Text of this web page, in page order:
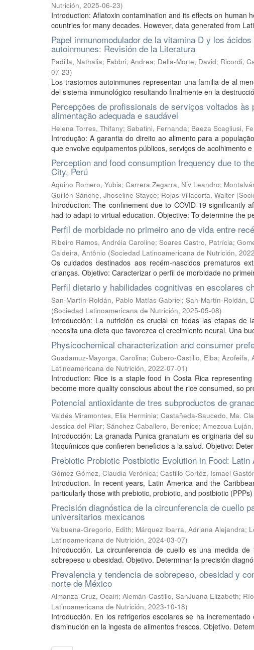
Nutrición, 2025-06-23)
Introduction: Aflatoxin contamination and its effects on human
countries for many decades. However, data generated from
Papel inmunomodulador de la vitamina D y los
autoinmunes: Revisión de la Literatura
Padilla, Nathalia; Fabbri, Andrea; Della-Morte, David; Ricordi,
07-23)
Los trastornos autoinmunes representan una familia de al
del sistema inmunológico resultando finalmente en la
Percepções de profissionais de serviços voltados
alimentação adequada e saudável
Helena Torres, Thifany; Sabatini, Fernanda; Baeza Scagliusi,
Introdução: A garantia do direito ao alimento para a
que envolve equipamentos públicos, serviços de acolhimento
Perception and food consumption frequency due to
City, Perú
Aquino Romero, Yubis; Carrera Zegarra, Niv Leandro;
Guillén Sánche, Jhoseline Stayce; Rojas-Villacorta, Walter (
Introduction: The confinement due to COVID-19 significantly
had to adapt to virtual education. Objective: To determine the
Perfil de morbidade no primeiro ano de vida entre
Ribeiro Ramos, Andréia Caroline; Soares Castro, Patrícia;
Caldeira, Antônio (Sociedad Latinoamericana de Nutrición,
Os cuidados destinados aos recém-nascidos prematuros
crianças. Objetivo: Caracterizar o perfil de morbidade no
Perfil dietario y habilidades cognitivas en escolares
San-Martín-Roldán, Pablo Matías Gabriel; San-Martín-Roldán,
(Sociedad Latinoamericana de Nutrición, 2025-05-08)
Introducción: La nutrición es crucial en todas las etapas de
necesita una dieta que favorezca el crecimiento neural. Una
Physicochemical characterization and consumer
Guadamuz-Mayorga, Carolina; Cubero-Castillo, Elba; Azofeifa,
Latinoamericana de Nutrición, 2022-07-01)
Introduction: Rice is a staple food in Costa Rica
become more quality conscious about the rice consumed, so
Potencial antioxidante de tres subproductos de
Valdés Miramontes, Elia Herminia; Castañeda-Saucedo, Ma.
Jessica del Pilar; Sánchez Caballero, Berenice; Amezcua
Introducción: La granada Punica granatum es originaria del
fitoquímicos que confieren beneficios a la salud. Objetivo:
Prebiotic Probiotic Postbiotic Evolution in Food:
Gómez Gómez, Claudia Verónica; Castillo Cortéz, Ismael
Introduction. In recent years, Latin America and the
particularly those with prebiotic, probiotic, and postbiotic
Precisión diagnóstica de la circunferencia de cuello
universitarios mexicanos
Valbuena-Gregorio, Edith; Márquez Ibarra, Adriana Alejandra;
Latinoamericana de Nutrición, 2024-03-07)
Introducción. La circunferencia de cuello es una medida
sobrepeso u obesidad. Objetivo. Determinar la precisión
Prevalencia y tendencia de sobrepeso, obesidad y
norte de México
Almanza-Cruz, Ocairi; Alemán-Castillo, SanJuana Elizabeth;
Latinoamericana de Nutrición, 2023-10-18)
Introducción. En los refrigerios escolares se ha
disminución en la ingesta de alimentos frescos. Objetivo.